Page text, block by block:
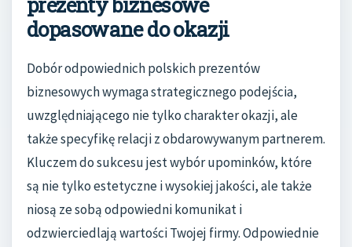
dopasowane do okazji
Dobór odpowiednich polskich prezentów
biznesowych wymaga strategicznego podejścia,
uwzględniającego nie tylko charakter okazji, ale
także specyfikę relacji z obdarowywanym partnerem.
Kluczem do sukcesu jest wybór upominków, które
są nie tylko estetyczne i wysokiej jakości, ale także
niosą ze sobą odpowiedni komunikat i
odzwierciedlają wartości Twojej firmy. Odpowiednie